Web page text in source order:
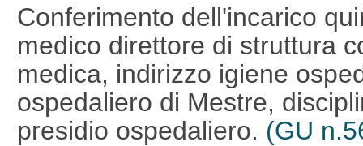
Conferimento dell'incarico
medico direttore di struttura
medica, indirizzo igiene
ospedaliero di Mestre,
presidio ospedaliero. (GU